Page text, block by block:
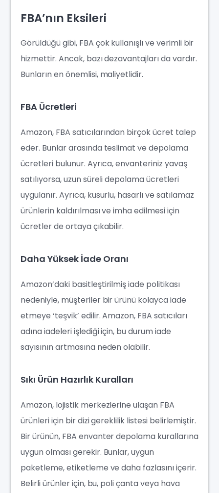
FBA’nın Eksileri
Görüldüğü gibi, FBA çok kullanışlı ve verimli bir
hizmettir. Ancak, bazı dezavantajları da vardır.
Bunların en önemlisi, maliyetlidir.
FBA Ücretleri
Amazon, FBA satıcılarından birçok ücret talep
eder. Bunlar arasında teslimat ve depolama
ücretleri bulunur. Ayrıca, envanteriniz yavaş
satılıyorsa, uzun süreli depolama ücretleri
uygulanır. Ayrıca, kusurlu, hasarlı ve satılamaz
ürünlerin kaldırılması ve imha edilmesi için
ücretler de ortaya çıkabilir.
Daha Yüksek İade Oranı
Amazon’daki basitleştirilmiş iade politikası
nedeniyle, müşteriler bir ürünü kolayca iade
etmeye ‘teşvik’ edilir. Amazon, FBA satıcıları
adına iadeleri işlediği için, bu durum iade
sayısının artmasına neden olabilir.
Sıkı Ürün Hazırlık Kuralları
Amazon, lojistik merkezlerine ulaşan FBA
ürünleri için bir dizi gereklilik listesi belirlemiştir.
Bir ürünün, FBA envanter depolama kurallarına
uygun olması gerekir. Bunlar, uygun
paketleme, etiketleme ve daha fazlasını içerir.
Belirli ürünler için, bu, poli çanta veya hava